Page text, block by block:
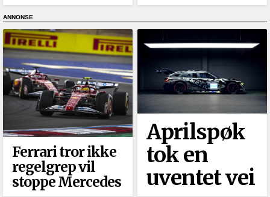
Ferrari tror ikke
regelgrep vil
stoppe Mercedes
Aprilspøk
tok en
uventet vei